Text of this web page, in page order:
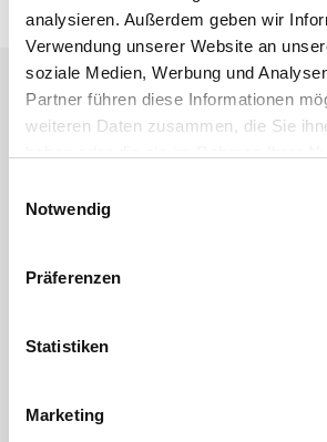
analysieren. Außerdem geben wir
Verwendung unserer Website an
soziale Medien, Werbung und
Partner führen diese Informationen
weiteren Daten zusammen, die Sie
Notwendig
Präferenzen
Statistiken
Marketing
Aktuelle Angebote
SELFCLEAN Filtersack SC FIS-CT